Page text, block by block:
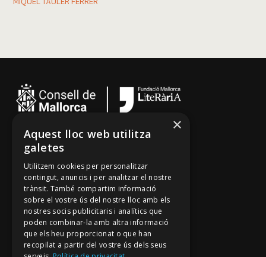
MIQUEL TAULER FERRER
Cançoner
Tradicionari
Arxiu Oral
Contacte
Segueix-nos
Mallorca Oral, un projecte de
×
Aquest lloc web utilitza
galetes
Utilitzem cookies per personalitzar
contingut, anuncis i per analitzar el nostre
trànsit. També compartim informació
sobre el vostre ús del nostre lloc amb els
nostres socis publicitaris i analítics que
poden combinar-la amb altra informació
que els heu proporcionat o que han
recopilat a partir del vostre ús dels seus